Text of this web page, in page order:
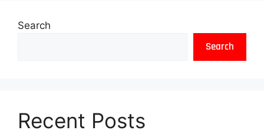
Search
Search
Recent Posts